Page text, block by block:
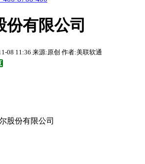
份有限公司
08 11:36 来源:原创 作者:美联软通
股份有限公司